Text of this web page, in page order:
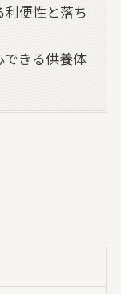
便性と落ち
きる供養体